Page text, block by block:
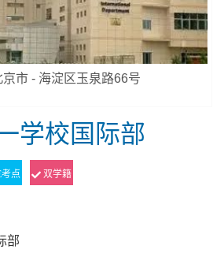
京市 - 海淀区玉泉路66号
学校国际部
点 双学籍
部